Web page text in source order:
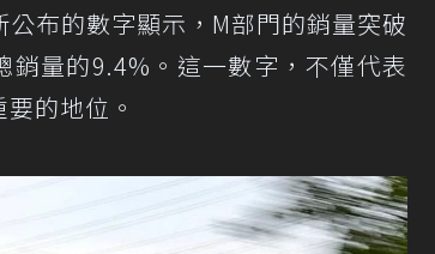
布的數字顯示，M部門的銷量突破
銷量的9.4%。這一數字，不僅代表
的地位。